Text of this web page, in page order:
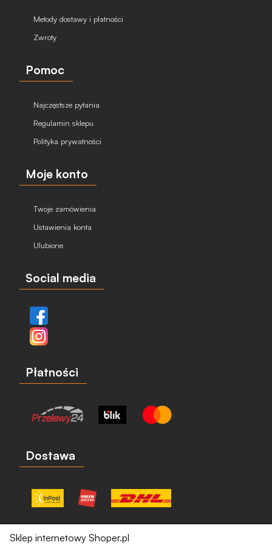
Metody dostawy i płatności
Zwroty
Pomoc
Najczęstsze pytania
Regulamin sklepu
Polityka prywatności
Moje konto
Twoje zamówienia
Ustawienia konta
Ulubione
Social media
Płatności
Dostawa
Sklep internetowy Shoper.pl